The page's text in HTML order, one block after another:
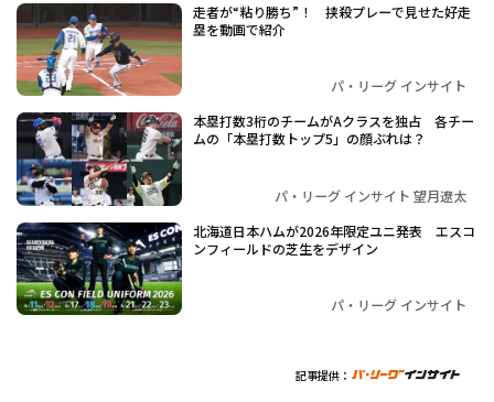
走者が“粘り勝ち”！ 挟殺プレーで見せた好走
塁を動画で紹介
パ・リーグ インサイト
本塁打数3桁のチームがAクラスを独占 各チー
ムの「本塁打数トップ5」の顔ぶれは？
パ・リーグ インサイト 望月遼太
北海道日本ハムが2026年限定ユニ発表 エスコ
ンフィールドの芝生をデザイン
パ・リーグ インサイト
記事提供：